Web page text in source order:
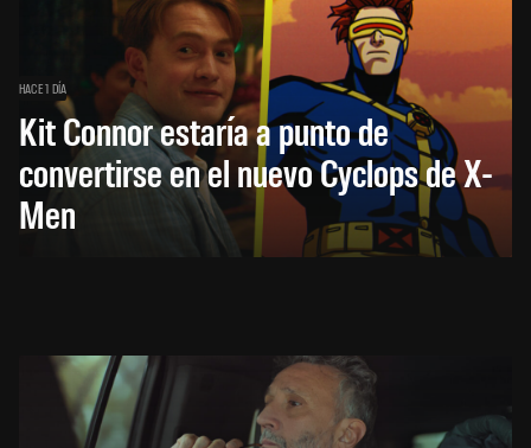
HACE 1 DÍA
Kit Connor estaría a punto de
convertirse en el nuevo Cyclops de X-
Men